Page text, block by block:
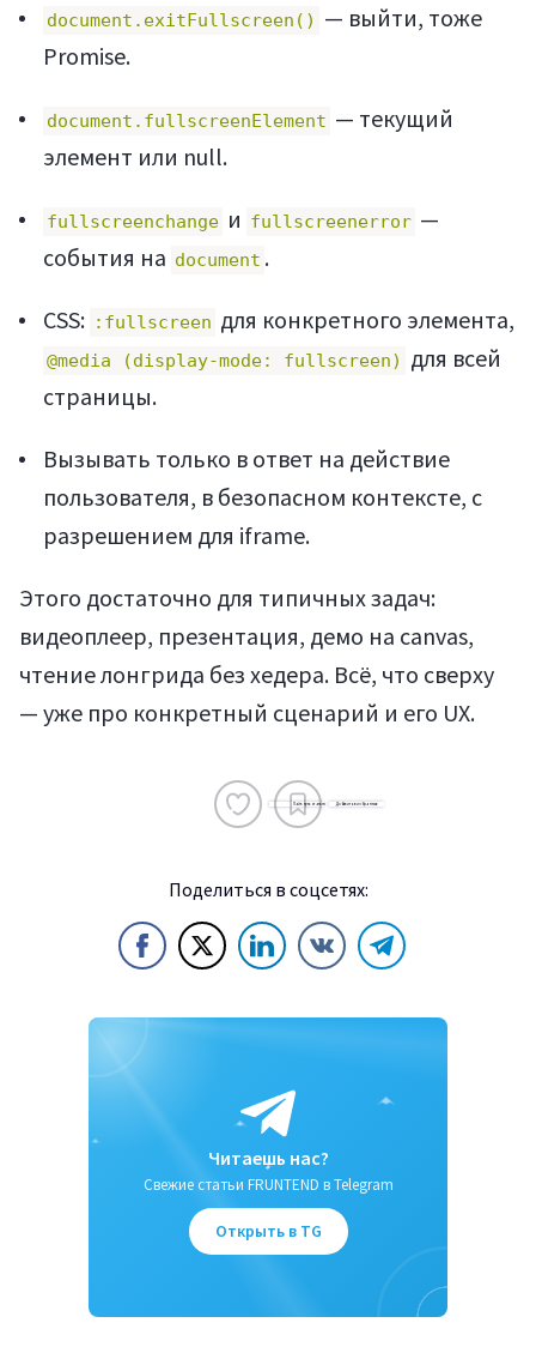
Поделиться в соцсетях:
document.exitFullscreen()
— выйти, тоже
Promise.
document.fullscreenElement — текущий
элемент или null.
fullscreenchange и fullscreenerror —
события на document .
CSS: :fullscreen для конкретного элемента,
@media (display-mode: fullscreen)
для всей
страницы.
Вызывать только в ответ на действие
пользователя, в безопасном контексте, с
разрешением для iframe.
Этого достаточно для типичных задач:
видеоплеер, презентация, демо на canvas,
чтение лонгрида без хедера. Всё, что сверху
— уже про конкретный сценарий и его UX.
Читаешь нас?
Свежие статьи FRUNTEND в Telegram
Открыть в TG